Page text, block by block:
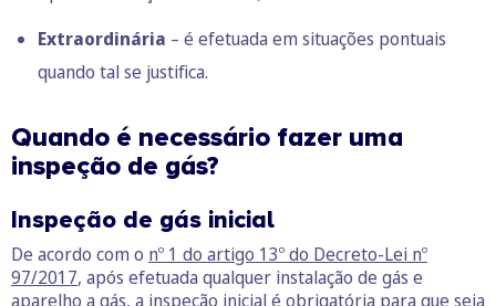
Extraordinária – é efetuada em situações pontuais
quando tal se justifica.
Quando é necessário fazer uma
inspeção de gás?
Inspeção de gás inicial
De acordo com o nº 1 do artigo 13º do Decreto-Lei nº
97/2017, após efetuada qualquer instalação de gás e
aparelho a gás, a inspeção inicial é obrigatória para que seja